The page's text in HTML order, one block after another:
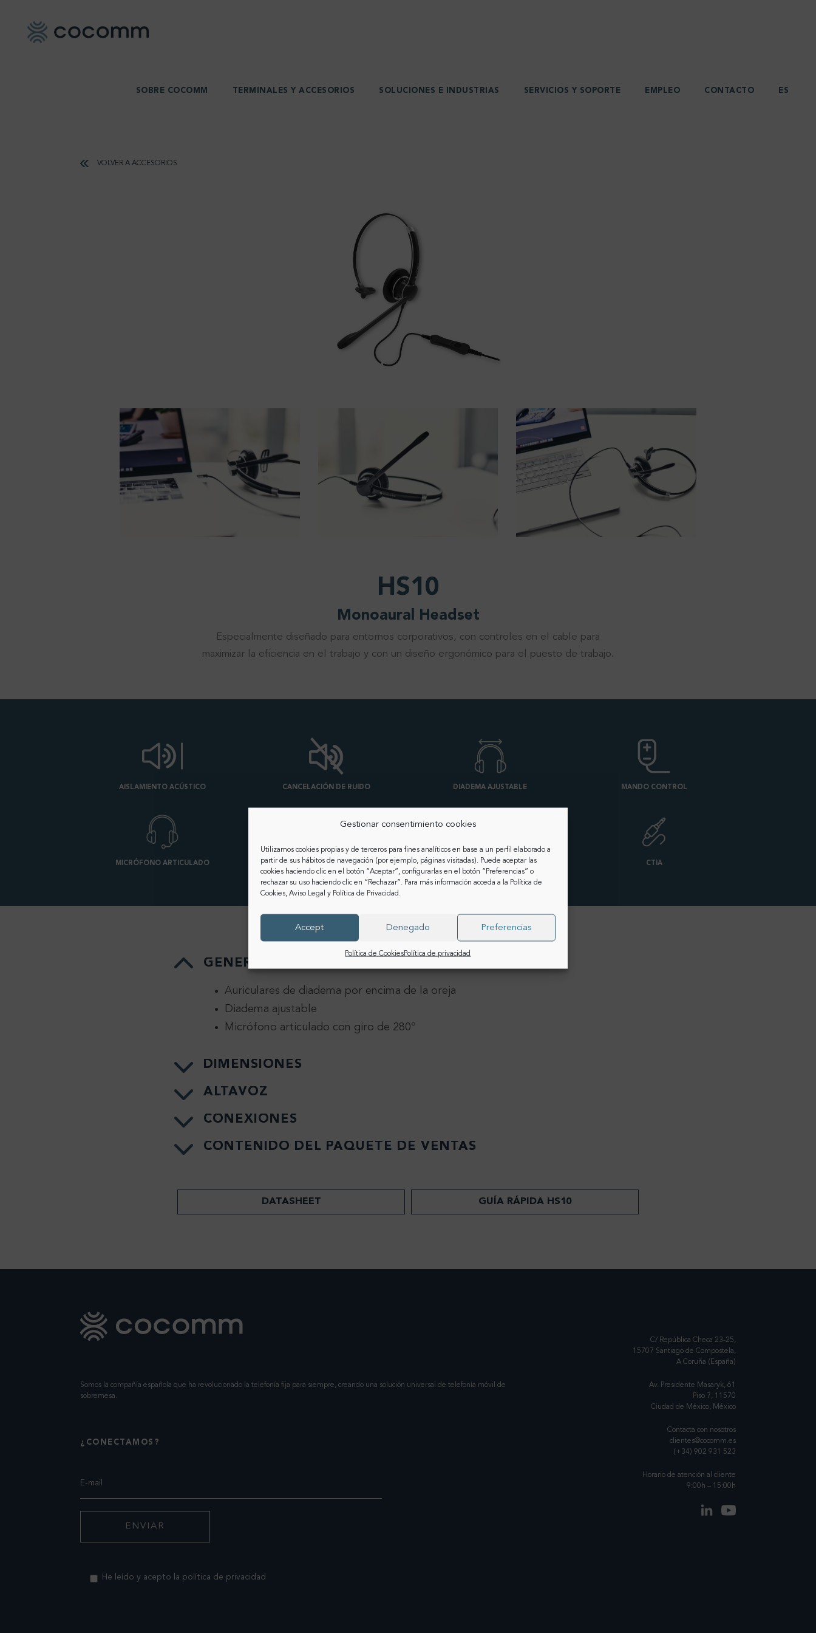
Gestionar consentimiento cookies
Utilizamos cookies propias y de terceros para fines analíticos en base a un perfil elaborado a
partir de sus hábitos de navegación (por ejemplo, páginas visitadas). Puede aceptar las
cookies haciendo clic en el botón “Aceptar”, configurarlas en el botón “Preferencias” o
rechazar su uso haciendo clic en “Rechazar”. Para más información acceda a la Política de
Cookies, Aviso Legal y Política de Privacidad .
Accept Denegado Preferencias
Política de CookiesPolítica de privacidad
SOBRE COCOMM TERMINALES Y ACCESORIOS SOLUCIONES E INDUSTRIAS SERVICIOS Y SOPORTE EMPLEO CONTACTO ES
VOLVER A ACCESORIOS
HS10
Monoaural Headset
Especialmente diseñado para entornos corporativos, con controles en el cable para
maximizar la eficiencia en el trabajo y con un diseño ergonómico para el puesto de trabajo.
AISLAMIENTO ACÚSTICO CANCELACIÓN DE RUIDO DIADEMA AJUSTABLE MANDO CONTROL
MICRÓFONO ARTICULADO OMTP USB TIPO A CTIA
GENERAL
Auriculares de diadema por encima de la oreja
Diadema ajustable
Micrófono articulado con giro de 280º
DIMENSIONES
ALTAVOZ
CONEXIONES
CONTENIDO DEL PAQUETE DE VENTAS
DATASHEET GUÍA RÁPIDA HS10
Somos la compañía española que ha revolucionado la telefonía fija para siempre, creando una solución universal de telefonía móvil de
sobremesa.
¿CONECTAMOS?
He leído y acepto la política de privacidad
C/ República Checa 23-25,
15707 Santiago de Compostela,
A Coruña (España)
Av. Presidente Masaryk, 61
Piso 7, 11570
Ciudad de México, México
Contacta con nosotros
clientes@cocomm.es
(+34) 902 931 523
Horario de atención al cliente
9:00h – 15:00h